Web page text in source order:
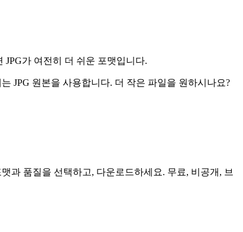
가 여전히 더 쉬운 포맷입니다.
JPG 원본을 사용합니다. 더 작은 파일을 원하시나요?
과 품질을 선택하고, 다운로드하세요. 무료, 비공개, 브